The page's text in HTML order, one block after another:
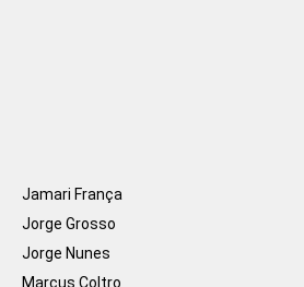
Jamari França
Jorge Grosso
Jorge Nunes
Marcus Coltro